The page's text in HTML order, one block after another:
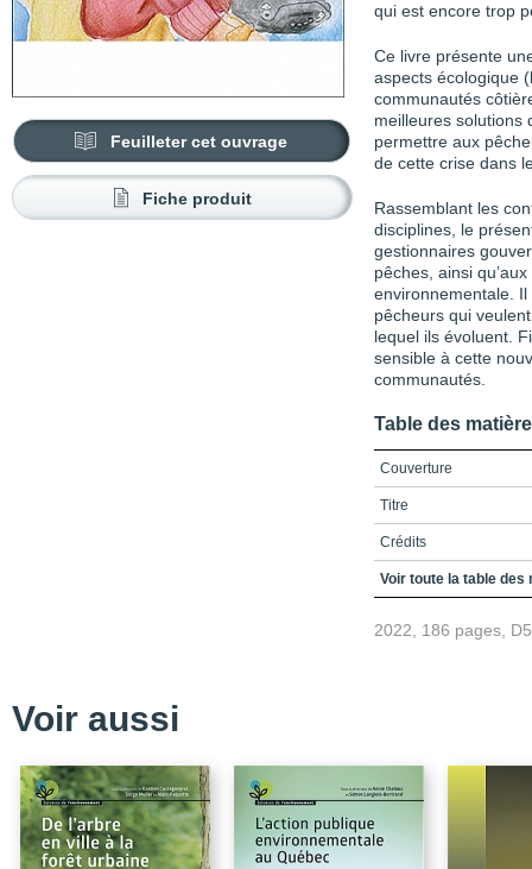
Feuilleter cet ouvrage
Fiche produit
qui est encore trop
Ce livre présente
aspects écologique
communautés
meilleures solutions
permettre aux
de cette crise dans
Rassemblant les
disciplines, le
gestionnaires
pêches, ainsi
environnementale. Il
pêcheurs qui
lequel ils évoluent.
sensible à cette
communautés.
Table des
Couverture
Titre
Crédits
Préface
Liste des sigles et
Introduction
Chapitre 1 / La genèse
Voir toute la table des
2022, 186 pages,
Voir aussi